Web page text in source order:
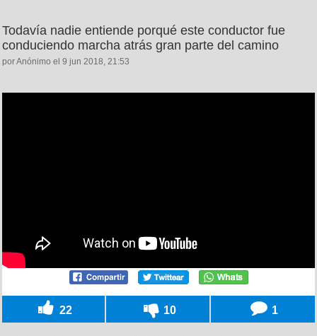
Todavía nadie entiende porqué este conductor fue
conduciendo marcha atrás gran parte del camino
por Anónimo el 9 jun 2018, 21:53
22 10 1